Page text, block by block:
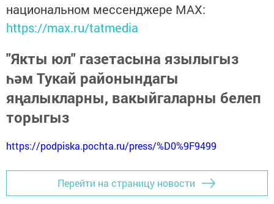
национальном мессенджере MАХ:
https://max.ru/tatmedia
"Якты юл" газетасына язылыгыз
һәм Тукай районындагы
яңалыкларны, вакыйгаларны белеп
торыгыз
https://podpiska.pochta.ru/press/%D0%9F9499
Перейти на страницу новости